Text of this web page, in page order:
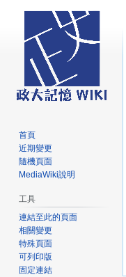
首頁
近期變更
隨機頁面
MediaWiki說明
工具
連結至此的頁面
相關變更
特殊頁面
可列印版
固定連結